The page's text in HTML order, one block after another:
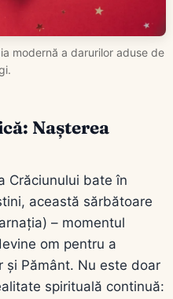
modernă a darurilor aduse de
Nașterea
Crăciunului bate în
această sărbătoare
– momentul
om pentru a
și Pământ. Nu este doar
spirituală continuă: